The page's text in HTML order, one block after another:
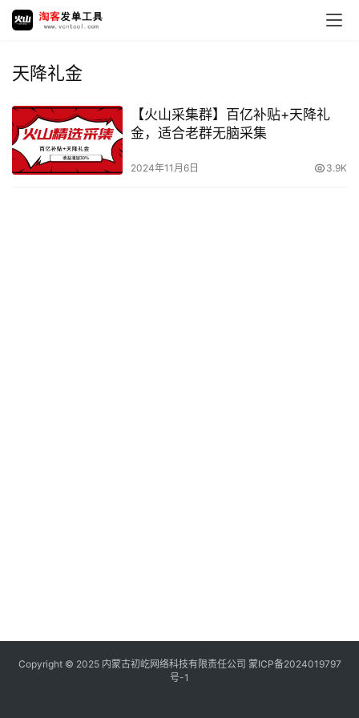
天降礼金
【火山采集群】百亿补贴+天降礼
金，适合老群无脑采集
2024年11月6日 3.9K
Copyright © 2025 内蒙古初屹网络科技有限责任公司 蒙ICP备2024019797
号-1